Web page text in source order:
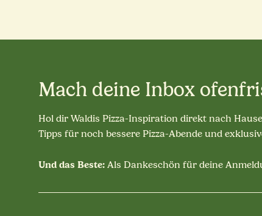
Mach deine Inbox
Hol dir Waldis Pizza-Inspiration direkt nach
Tipps für noch bessere Pizza-Abende und
Und das Beste: Als Dankeschön für deine